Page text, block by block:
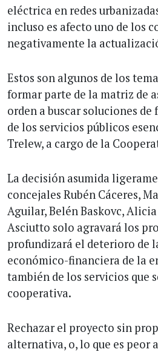
eléctrica en redes
incluso es afecto uno de los
negativamente la
Estos son algunos de los
formar parte de la matriz de
orden a buscar soluciones
de los servicios públicos
Trelew, a cargo de la
La decisión asumida
concejales Rubén Cáceres,
Aguilar, Belén Baskovc,
Asciutto solo agravará los
profundizará el deterioro de
económico-financiera de la
también de los servicios que
cooperativa.
Rechazar el proyecto sin
alternativa, o, lo que es peor